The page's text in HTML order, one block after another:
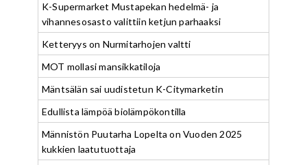
K-Supermarket Mustapekan hedelmä- ja
vihannesosasto valittiin ketjun parhaaksi
Ketteryys on Nurmitarhojen valtti
MOT mollasi mansikkatiloja
Mäntsälän sai uudistetun K-Citymarketin
Edullista lämpöä biolämpökontilla
Männistön Puutarha Lopelta on Vuoden 2025
kukkien laatutuottaja